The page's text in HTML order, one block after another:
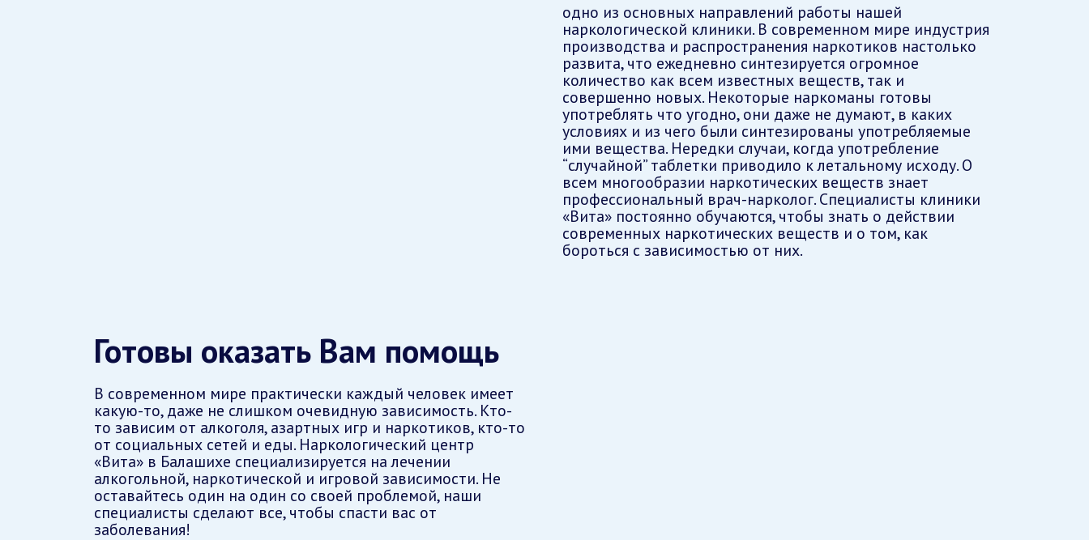
одно из основных направлений работы нашей
наркологической клиники. В современном мире индустрия
производства и распространения наркотиков настолько
развита, что ежедневно синтезируется огромное
количество как всем известных веществ, так и
совершенно новых. Некоторые наркоманы готовы
употреблять что угодно, они даже не думают, в каких
условиях и из чего были синтезированы употребляемые
ими вещества. Нередки случаи, когда употребление
“случайной” таблетки приводило к летальному исходу. О
всем многообразии наркотических веществ знает
профессиональный врач-нарколог. Специалисты клиники
«Вита» постоянно обучаются, чтобы знать о действии
современных наркотических веществ и о том, как
бороться с зависимостью от них.
Готовы оказать Вам помощь
В современном мире практически каждый человек имеет
какую-то, даже не слишком очевидную зависимость. Кто-
то зависим от алкоголя, азартных игр и наркотиков, кто-то
от социальных сетей и еды. Наркологический центр
«Вита» в Балашихе специализируется на лечении
алкогольной, наркотической и игровой зависимости. Не
оставайтесь один на один со своей проблемой, наши
специалисты сделают все, чтобы спасти вас от
заболевания!